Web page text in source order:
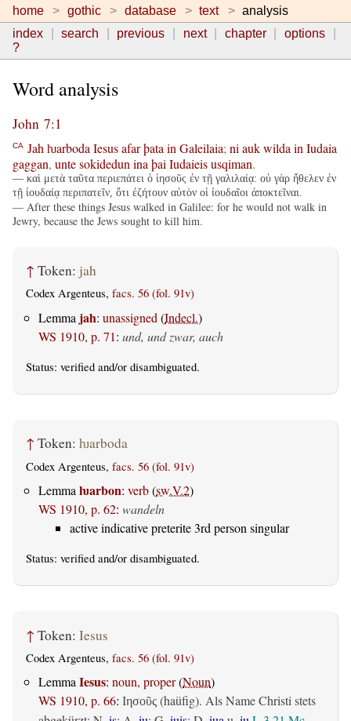
home gothic database text
analysis
index
search previous next chapter
options
?
Word analysis
John 7:1
CA Jah ƕarboda Iesusafarþata in Galeilaia; ni aukwilda in Iudaia
gaggan, untesokidedun ina þai Iudaieisusqiman.
— καὶ μετὰ ταῦτα περιεπάτει ὁ ἰησοῦς ἐν τῇ γαλιλαίᾳ: οὐ γὰρ ἤθελεν ἐν
τῇ ἰουδαίᾳ περιπατεῖν, ὅτι ἐζήτουν αὐτὸν οἱ ἰουδαῖοι ἀποκτεῖναι.
— After these things Jesus walked in Galilee: for he would not walk in
Jewry, because the Jews sought to kill him.
↑ Token: jah
Codex Argenteus, facs. 56 (fol. 91v)
Lemma jah: unassigned (Indecl.)
WS 1910, p. 71: und, und zwar, auch
Status: verified and/or disambiguated.
↑ Token: ƕarboda
Codex Argenteus, facs. 56 (fol. 91v)
Lemma ƕarbon: verb(sw.V.2)
WS 1910, p. 62: wandeln
active indicative preterite 3rd person singular
Status: verified and/or disambiguated.
↑ Token: Iesus
Codex Argenteus, facs. 56 (fol. 91v)
LemmaIesus: noun, proper(Noun)
WS 1910, p. 66: Ιησοῦς (haüfig). Als Name Christi stets